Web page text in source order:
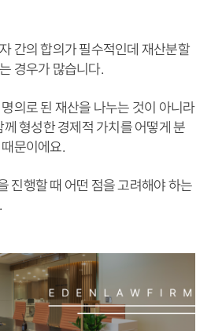
간의 합의가 필수적인데 재산분할
경우가 많습니다.
의로 된 재산을 나누는 것이 아니라
형성한 경제적 가치를 어떻게 분
문이에요.
진행할 때 어떤 점을 고려해야 하는